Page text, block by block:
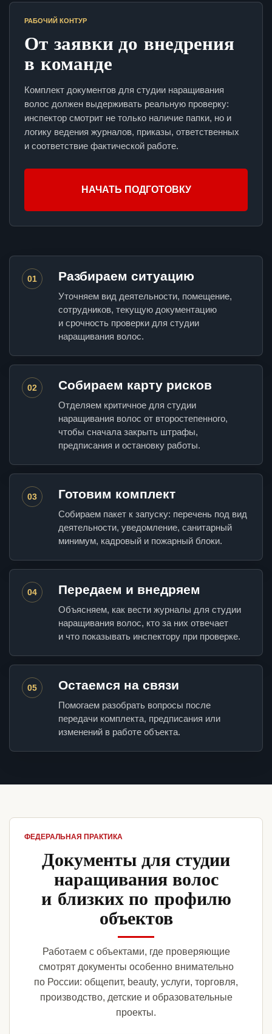
РАБОЧИЙ КОНТУР
От заявки до внедрения
в команде
Комплект документов для студии наращивания
волос должен выдерживать реальную проверку:
инспектор смотрит не только наличие папки, но и
логику ведения журналов, приказы, ответственных
и соответствие фактической работе.
НАЧАТЬ ПОДГОТОВКУ
01 Разбираем ситуацию
Уточняем вид деятельности, помещение,
сотрудников, текущую документацию
и срочность проверки для студии
наращивания волос.
02 Собираем карту рисков
Отделяем критичное для студии
наращивания волос от второстепенного,
чтобы сначала закрыть штрафы,
предписания и остановку работы.
03 Готовим комплект
Собираем пакет к запуску: перечень под вид
деятельности, уведомление, санитарный
минимум, кадровый и пожарный блоки.
04 Передаем и внедряем
Объясняем, как вести журналы для студии
наращивания волос, кто за них отвечает
и что показывать инспектору при проверке.
05 Остаемся на связи
Помогаем разобрать вопросы после
передачи комплекта, предписания или
изменений в работе объекта.
ФЕДЕРАЛЬНАЯ ПРАКТИКА
Документы для студии
наращивания волос
и близких по профилю
объектов
Работаем с объектами, где проверяющие
смотрят документы особенно внимательно
по России: общепит, beauty, услуги, торговля,
производство, детские и образовательные
проекты.